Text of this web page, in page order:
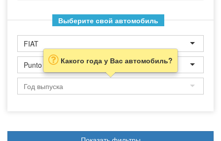
Выберите свой автомобиль
FIAT
Punto Какого года у Вас автомобиль?